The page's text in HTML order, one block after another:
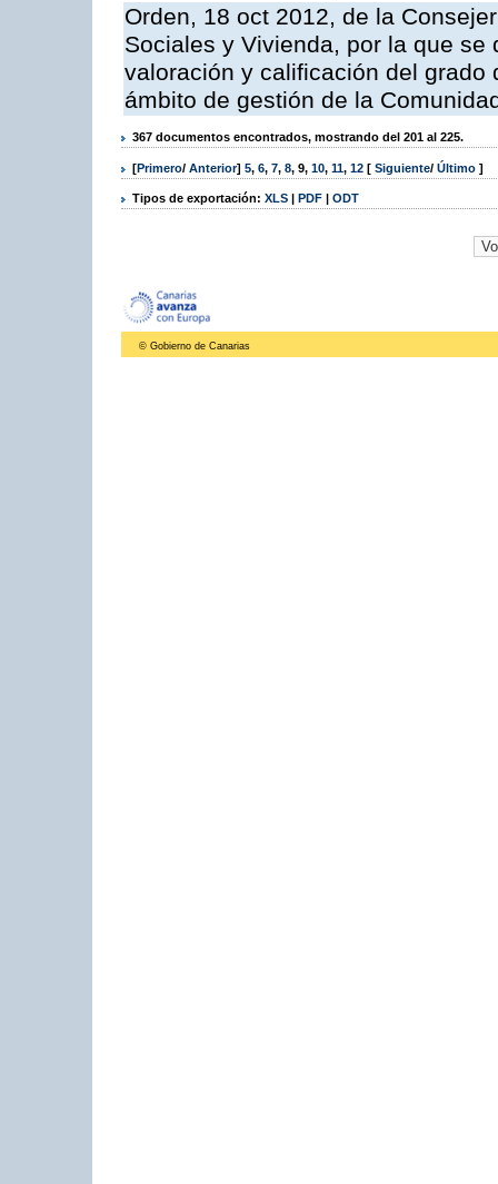
Orden, 18 oct 2012, de la
Sociales y Vivienda, por la que
valoración y calificación del
ámbito de gestión de la
367 documentos encontrados, mostrando del 201 al 225.
[Primero/ Anterior] 5, 6, 7, 8, 9, 10, 11, 12 [ Siguiente/ Último ]
Tipos de exportación: XLS | PDF | ODT
© Gobierno de Canarias